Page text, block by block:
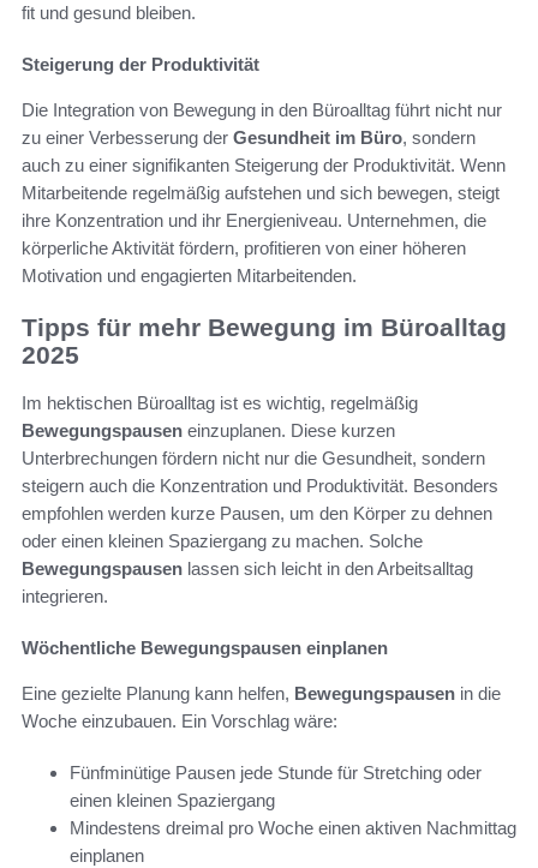
fit und gesund bleiben.
Steigerung der Produktivität
Die Integration von Bewegung in den Büroalltag führt nicht nur
zu einer Verbesserung der Gesundheit im Büro, sondern
auch zu einer signifikanten Steigerung der Produktivität. Wenn
Mitarbeitende regelmäßig aufstehen und sich bewegen, steigt
ihre Konzentration und ihr Energieniveau. Unternehmen, die
körperliche Aktivität fördern, profitieren von einer höheren
Motivation und engagierten Mitarbeitenden.
Tipps für mehr Bewegung im Büroalltag
2025
Im hektischen Büroalltag ist es wichtig, regelmäßig
Bewegungspausen einzuplanen. Diese kurzen
Unterbrechungen fördern nicht nur die Gesundheit, sondern
steigern auch die Konzentration und Produktivität. Besonders
empfohlen werden kurze Pausen, um den Körper zu dehnen
oder einen kleinen Spaziergang zu machen. Solche
Bewegungspausen lassen sich leicht in den Arbeitsalltag
integrieren.
Wöchentliche Bewegungspausen einplanen
Eine gezielte Planung kann helfen, Bewegungspausen in die
Woche einzubauen. Ein Vorschlag wäre:
Fünfminütige Pausen jede Stunde für Stretching oder
einen kleinen Spaziergang
Mindestens dreimal pro Woche einen aktiven Nachmittag
einplanen